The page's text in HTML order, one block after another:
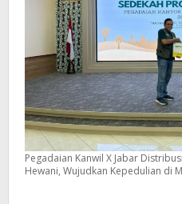
Pegadaian Kanwil X Jabar
Hewani, Wujudkan Kepedulian di